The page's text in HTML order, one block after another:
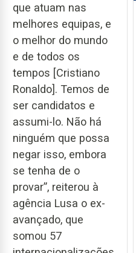
que atuam nas
melhores equipas, e
o melhor do mundo
e de todos os
tempos [Cristiano
Ronaldo]. Temos de
ser candidatos e
assumi-lo. Não há
ninguém que possa
negar isso, embora
se tenha de o
provar”, reiterou à
agência Lusa o ex-
avançado, que
somou 57